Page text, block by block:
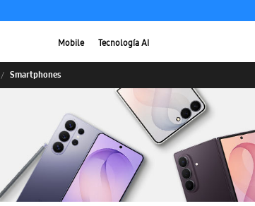
Mobile Tecnología AI
Smartphones